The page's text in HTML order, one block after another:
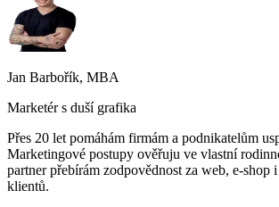
Jan Barbořík, MBA
Marketér s duší grafika
Přes 20 let pomáhám firmám a podnikatelům
Marketingové postupy ověřuju ve vlastní
partner přebírám zodpovědnost za web, e-shop
klientů.